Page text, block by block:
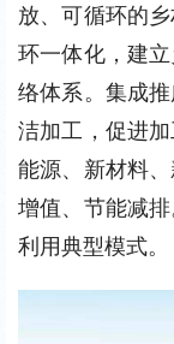
放、可循环的
环一体化，建
络体系。集成
洁加工，促进
能源、新材料
增值、节能减
利用典型模式。